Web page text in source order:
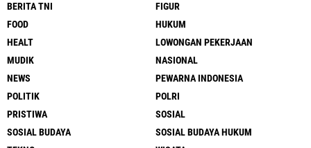
BERITA TNI
FIGUR
FOOD
HUKUM
HEALT
LOWONGAN PEKERJAAN
MUDIK
NASIONAL
NEWS
PEWARNA INDONESIA
POLITIK
POLRI
PRISTIWA
SOSIAL
SOSIAL BUDAYA
SOSIAL BUDAYA HUKUM